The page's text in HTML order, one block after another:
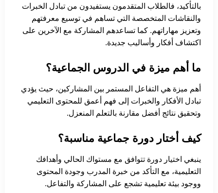
بالتأكيد، فالطلاب المتقدمون يستفيدون من تبادل الخبرات
والنقاشات المتخصصة التي تساهم في توسيع معرفتهم
وتعزيز مهاراتهم. كما تساعدهم المشاركة مع الآخرين على
اكتشاف أفكار وأساليب جديدة.
ما أهم ميزة في الدروس الجماعية؟
أهم ميزة هي التفاعل المستمر بين المشاركين، حيث يؤدي
تبادل الأفكار والخبرات إلى فهم أعمق للمحتوى التعليمي
وتحقيق نتائج أفضل مقارنة بالتعلم المنعزل.
كيف أختار دورة جماعية مناسبة؟
ينبغي اختيار دورة تتوافق مع مستواك الحالي وأهدافك
التعليمية، مع التأكد من خبرة المدرب وجودة المحتوى
ووجود بيئة تعليمية تشجع على المشاركة والتفاعل.